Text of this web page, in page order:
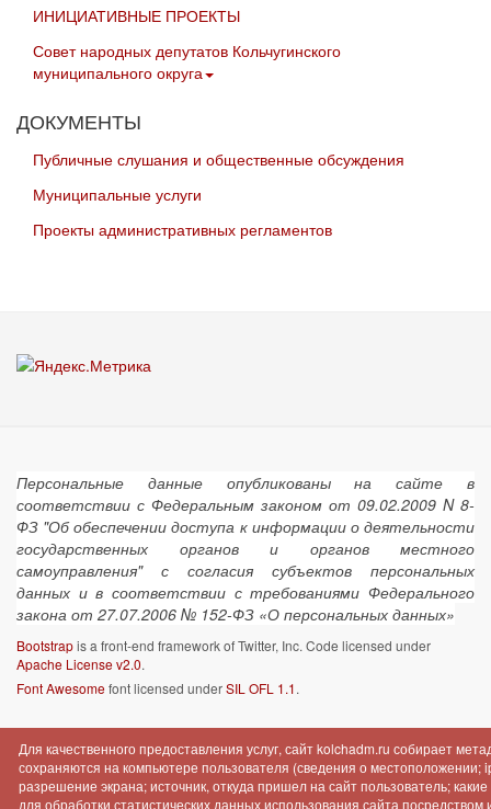
ИНИЦИАТИВНЫЕ ПРОЕКТЫ
Совет народных депутатов Кольчугинского
муниципального округа
ДОКУМЕНТЫ
Публичные слушания и общественные обсуждения
Муниципальные услуги
Проекты административных регламентов
Персональные данные опубликованы на сайте в
соответствии с Федеральным законом от 09.02.2009 N 8-
ФЗ "Об обеспечении доступа к информации о деятельности
государственных органов и органов местного
самоуправления" с согласия субъектов персональных
данных и в соответствии с требованиями Федерального
закона от 27.07.2006 № 152-ФЗ «О персональных данных»
Bootstrapis a front-end framework of Twitter, Inc. Code licensed under
Apache License v2.0.
Font Awesomefont licensed underSIL OFL 1.1.
Для качественного предоставления услуг, сайт kolchadm.ru собирает
сохраняются на компьютере пользователя (сведения о местоположении;
разрешение экрана; источник, откуда пришел на сайт пользователь;
для обработки статистических данных использования сайта